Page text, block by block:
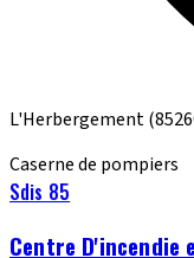
L'Herbergement
Caserne de pompiers
Sdis 85
Centre